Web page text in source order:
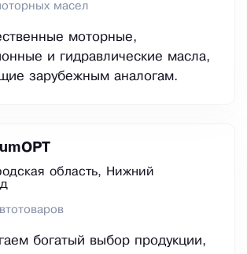
масел
моторные,
и гидравлические масла,
зарубежным аналогам.
область, Нижний
богатый выбор продукции,